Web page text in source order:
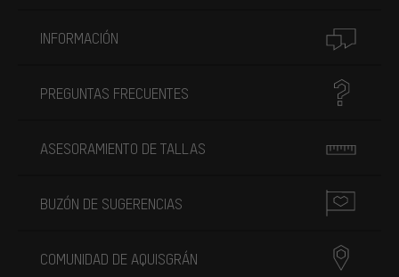
INFORMACIÓN
PREGUNTAS FRECUENTES
ASESORAMIENTO DE TALLAS
BUZÓN DE SUGERENCIAS
COMUNIDAD DE AQUISGRÁN